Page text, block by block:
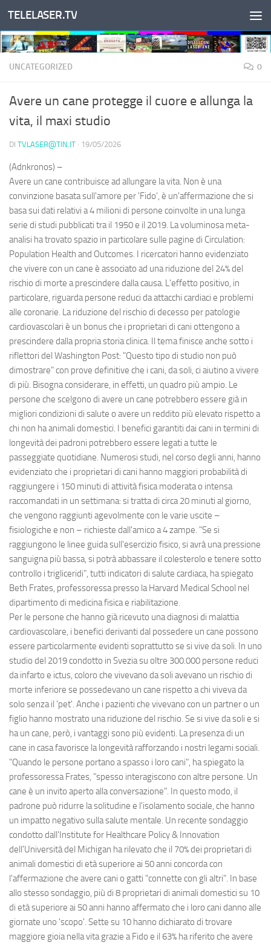
Salta al contenuto
TELELASER.TV
UNCATEGORIZED 0
Avere un cane protegge il cuore e allunga la
vita, il maxi studio
DI TVLASER@TIN.IT · 19/05/2026
(Adnkronos) –
Avere un cane contribuisce ad allungare la vita. Non è una
convinzione basata sull'amore per 'Fido', è un'affermazione che si
basa sui dati relativi a 4 milioni di persone coinvolte in una lunga
serie di studi pubblicati tra il 1950 e il 2019. La voluminosa meta-
analisi ha trovato spazio in particolare sulle pagine di Circulation:
Population Health and Outcomes. I ricercatori hanno evidenziato
che vivere con un cane è associato ad una riduzione del 24% del
rischio di morte a prescindere dalla causa. L'effetto positivo, in
particolare, riguarda persone reduci da attacchi cardiaci e problemi
alle coronarie. La riduzione del rischio di decesso per patologie
cardiovascolari è un bonus che i proprietari di cani ottengono a
prescindere dalla propria storia clinica. Il tema finisce anche sotto i
riflettori del Washington Post: "Questo tipo di studio non può
dimostrare" con prove definitive che i cani, da soli, ci aiutino a vivere
di più. Bisogna considerare, in effetti, un quadro più ampio. Le
persone che scelgono di avere un cane potrebbero essere già in
migliori condizioni di salute o avere un reddito più elevato rispetto a
chi non ha animali domestici. I benefici garantiti dai cani in termini di
longevità dei padroni potrebbero essere legati a tutte le
passeggiate quotidiane. Numerosi studi, nel corso degli anni, hanno
evidenziato che i proprietari di cani hanno maggiori probabilità di
raggiungere i 150 minuti di attività fisica moderata o intensa
raccomandati in un settimana: si tratta di circa 20 minuti al giorno,
che vengono raggiunti agevolmente con le varie uscite –
fisiologiche e non – richieste dall'amico a 4 zampe. "Se si
raggiungono le linee guida sull'esercizio fisico, si avrà una pressione
sanguigna più bassa, si potrà abbassare il colesterolo e tenere sotto
controllo i trigliceridi", tutti indicatori di salute cardiaca, ha spiegato
Beth Frates, professoressa presso la Harvard Medical School nel
dipartimento di medicina fisica e riabilitazione.
Per le persone che hanno già ricevuto una diagnosi di malattia
cardiovascolare, i benefici derivanti dal possedere un cane possono
essere particolarmente evidenti soprattutto se si vive da soli. In uno
studio del 2019 condotto in Svezia su oltre 300.000 persone reduci
da infarto e ictus, coloro che vivevano da soli avevano un rischio di
morte inferiore se possedevano un cane rispetto a chi viveva da
solo senza il 'pet'. Anche i pazienti che vivevano con un partner o un
figlio hanno mostrato una riduzione del rischio. Se si vive da soli e si
ha un cane, però, i vantaggi sono più evidenti. La presenza di un
cane in casa favorisce la longevità rafforzando i nostri legami sociali.
"Quando le persone portano a spasso i loro cani", ha spiegato la
professoressa Frates, "spesso interagiscono con altre persone. Un
cane è un invito aperto alla conversazione". In questo modo, il
padrone può ridurre la solitudine e l'isolamento sociale, che hanno
un impatto negativo sulla salute mentale. Un recente sondaggio
condotto dall'Institute for Healthcare Policy & Innovation
dell'Università del Michigan ha rilevato che il 70% dei proprietari di
animali domestici di età superiore ai 50 anni concorda con
l'affermazione che avere cani o gatti "connette con gli altri". In base
allo stesso sondaggio, più di 8 proprietari di animali domestici su 10
di età superiore ai 50 anni hanno affermato che i loro cani danno alle
giornate uno 'scopo'. Sette su 10 hanno dichiarato di trovare
maggiore gioia nella vita grazie a Fido e il 63% ha riferito che avere